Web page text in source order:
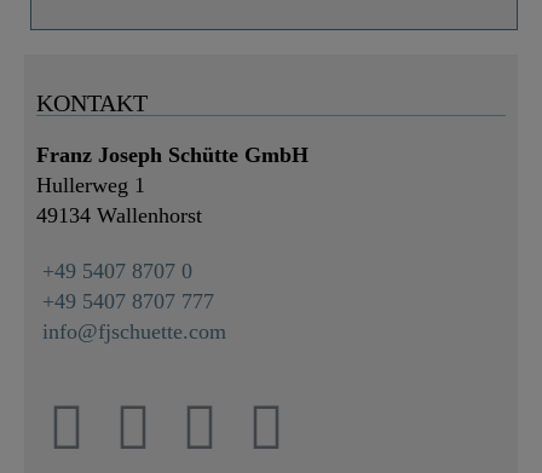
KONTAKT
Franz Joseph Schütte GmbH
Hullerweg 1
49134 Wallenhorst
+49 5407 8707 0
+49 5407 8707 777
info@fjschuette.com